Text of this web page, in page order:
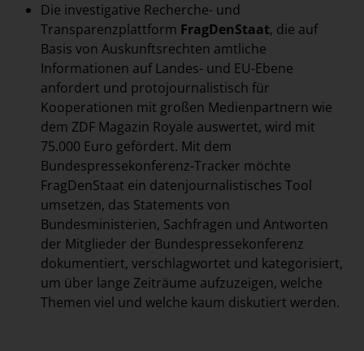
Die investigative Recherche- und
Transparenzplattform FragDenStaat, die auf
Basis von Auskunftsrechten amtliche
Informationen auf Landes- und EU-Ebene
anfordert und protojournalistisch für
Kooperationen mit großen Medienpartnern wie
dem ZDF Magazin Royale auswertet, wird mit
75.000 Euro gefördert. Mit dem
Bundespressekonferenz-Tracker möchte
FragDenStaat ein datenjournalistisches Tool
umsetzen, das Statements von
Bundesministerien, Sachfragen und Antworten
der Mitglieder der Bundespressekonferenz
dokumentiert, verschlagwortet und kategorisiert,
um über lange Zeiträume aufzuzeigen, welche
Themen viel und welche kaum diskutiert werden.